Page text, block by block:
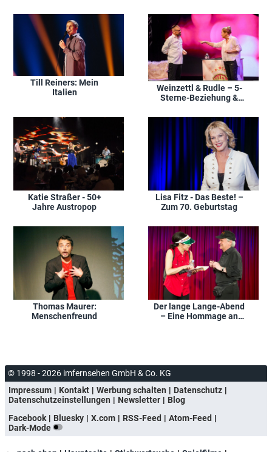
of no Return'
Till Reiners: Mein
Italien
Weinzettl & Rudle – 5-
Sterne-Beziehung &
Katie Straßer - 50+
Jahre Austropop
Lisa Fitz - Das Beste! –
Zum 70. Geburtstag
Thomas Maurer:
Menschenfreund
Der lange Lange-Abend
– Eine Hommage an
© 1998 - 2026 imfernsehen GmbH & Co. KG
Impressum
Kontakt Werbung schalten
Datenschutz
Datenschutzeinstellungen
Newsletter
Blog
Facebook
Bluesky X.com RSS-Feed
Atom-Feed
Dark-Mode